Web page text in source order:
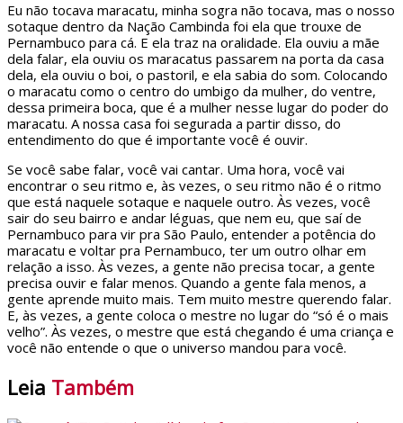
Eu não tocava maracatu, minha sogra não tocava, mas o nosso
sotaque dentro da Nação Cambinda foi ela que trouxe de
Pernambuco para cá. E ela traz na oralidade. Ela ouviu a mãe
dela falar, ela ouviu os maracatus passarem na porta da casa
dela, ela ouviu o boi, o pastoril, e ela sabia do som. Colocando
o maracatu como o centro do umbigo da mulher, do ventre,
dessa primeira boca, que é a mulher nesse lugar do poder do
maracatu. A nossa casa foi segurada a partir disso, do
entendimento do que é importante você é ouvir.
Se você sabe falar, você vai cantar. Uma hora, você vai
encontrar o seu ritmo e, às vezes, o seu ritmo não é o ritmo
que está naquele sotaque e naquele outro. Às vezes, você
sair do seu bairro e andar léguas, que nem eu, que saí de
Pernambuco para vir pra São Paulo, entender a potência do
maracatu e voltar pra Pernambuco, ter um outro olhar em
relação a isso. Às vezes, a gente não precisa tocar, a gente
precisa ouvir e falar menos. Quando a gente fala menos, a
gente aprende muito mais. Tem muito mestre querendo falar.
E, às vezes, a gente coloca o mestre no lugar do “só é o mais
velho”. Às vezes, o mestre que está chegando é uma criança e
você não entende o que o universo mandou para você.
Leia Também